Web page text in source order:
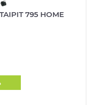
795 HOME